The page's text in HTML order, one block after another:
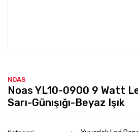
NOAS
Noas YL10-0900 9 Watt
Sarı-Günışığı-Beyaz Işık